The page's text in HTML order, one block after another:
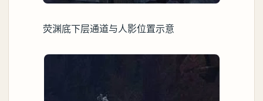
荧渊底下层通道与人影位置示意